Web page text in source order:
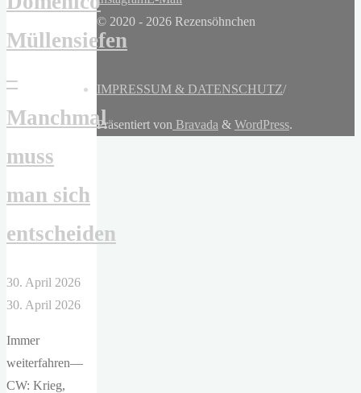
Müllensiefen
–
Manchmal
muss
man sich
entscheiden
30. April 2026
30. April 2026
Immer
weiterfahren—
CW: Krieg,
© 2020 - 2026 Rezensöhnchen
IMPRESSUM & DATENSCHUTZ/
Präsentiert von Bravada & WordPress.